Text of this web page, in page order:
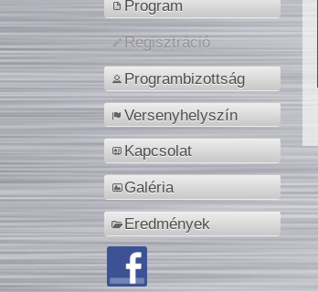
Program
Regisztráció
Programbizottság
Versenyhelyszín
Kapcsolat
Galéria
Eredmények